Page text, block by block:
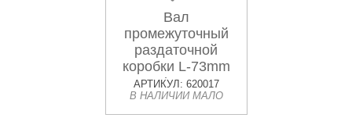
Вал
промежуточный
раздаточной
коробки L-73mm
Jinma
200/204/240/244
(184.42.103)
АРТИКУЛ: 620017
В НАЛИЧИИ МАЛО